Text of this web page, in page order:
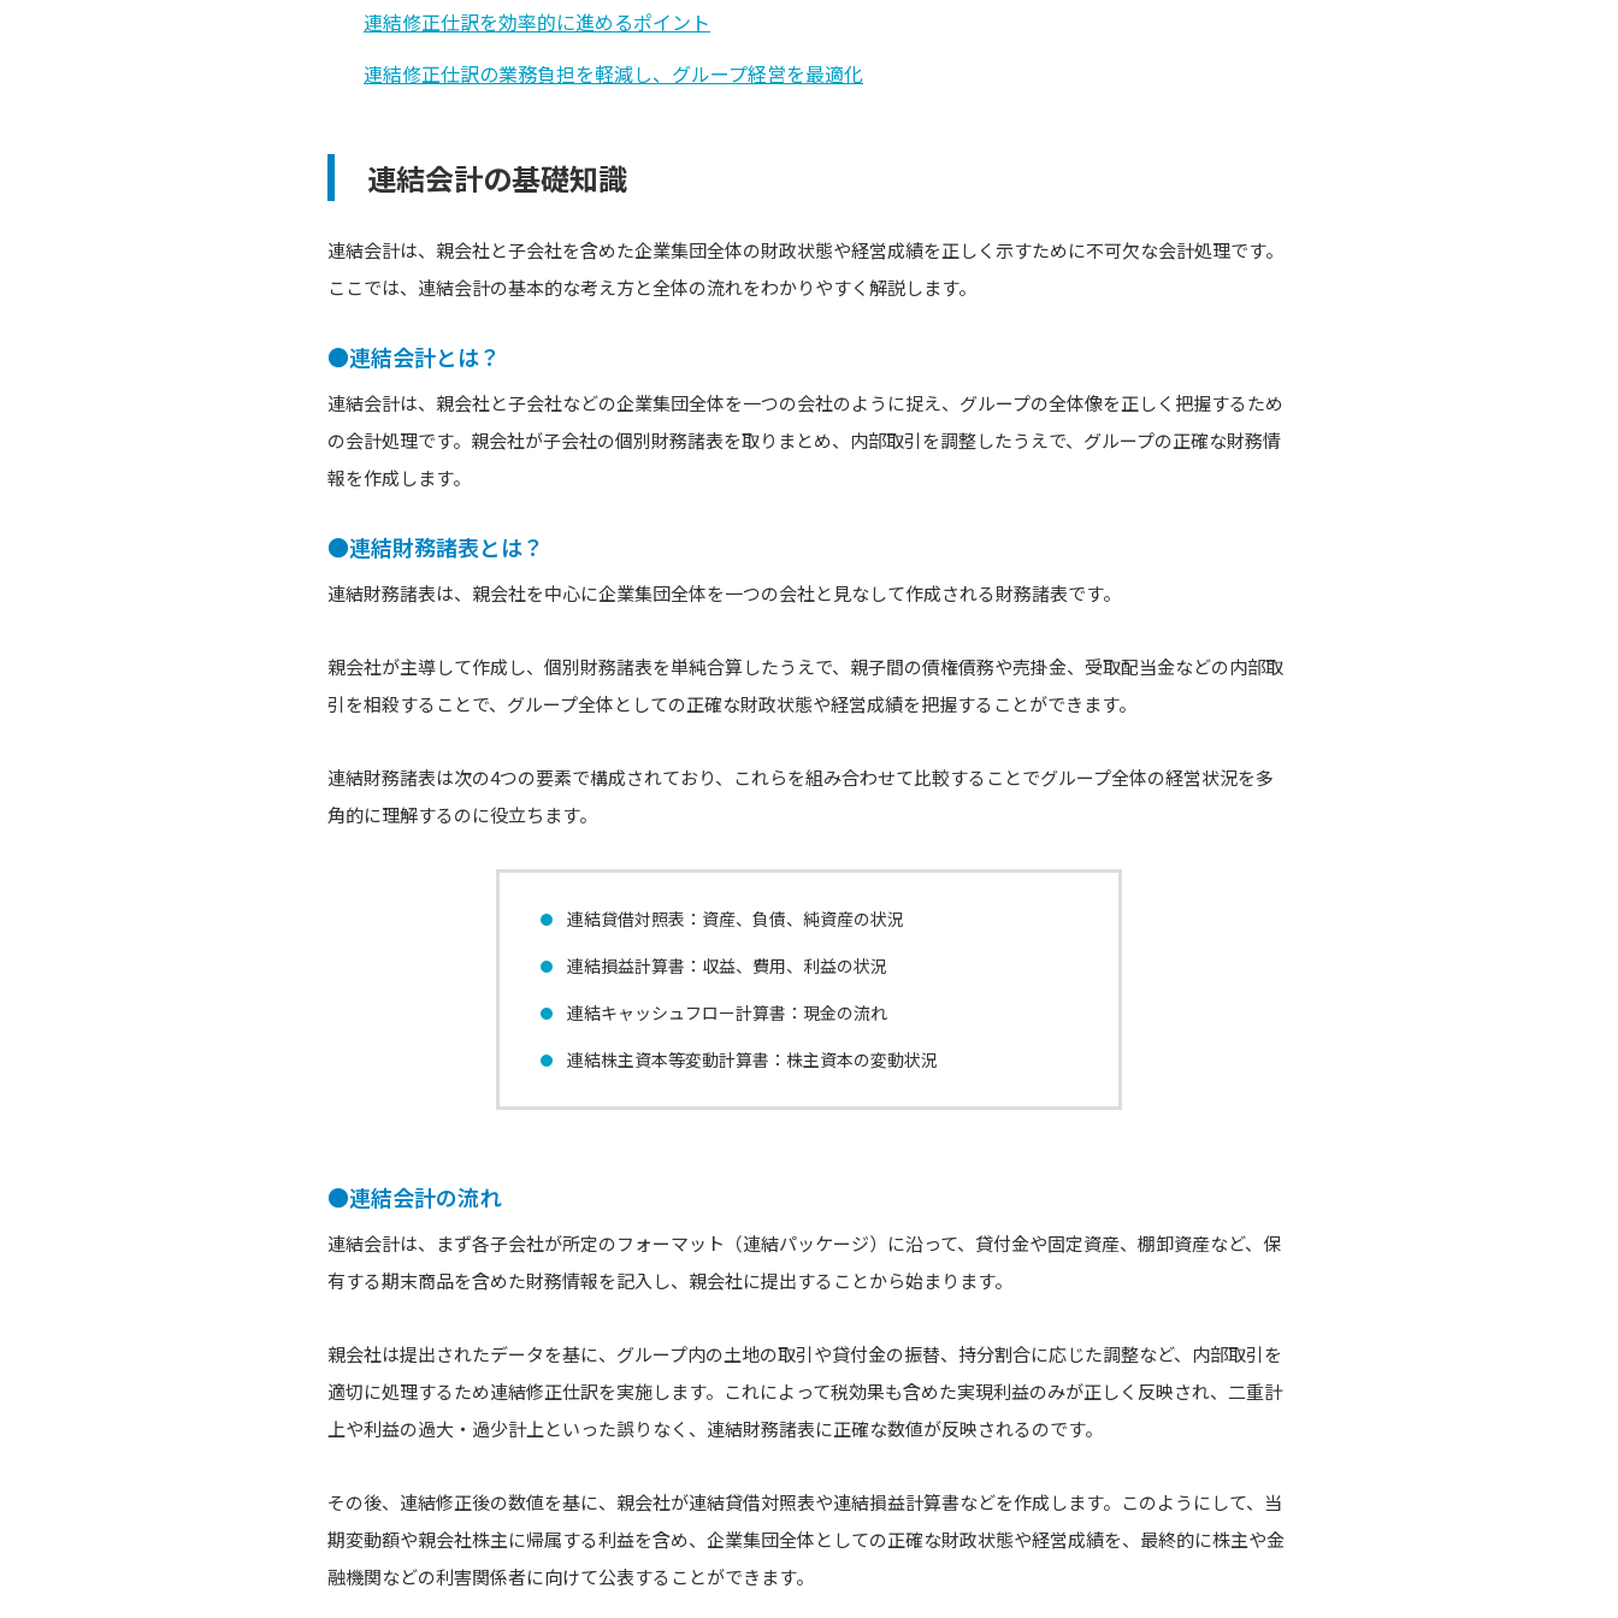
連結修正仕訳を効率的に進めるポイント
連結修正仕訳の業務負担を軽減し、グループ経営を最適化
連結会計の基礎知識
連結会計は、親会社と子会社を含めた企業集団全体の財政状態や経営成績を正しく示すために不可欠な会計処理です。
ここでは、連結会計の基本的な考え方と全体の流れをわかりやすく解説します。
●連結会計とは？
連結会計は、親会社と子会社などの企業集団全体を一つの会社のように捉え、グループの全体像を正しく把握するため
の会計処理です。親会社が子会社の個別財務諸表を取りまとめ、内部取引を調整したうえで、グループの正確な財務情
報を作成します。
●連結財務諸表とは？
連結財務諸表は、親会社を中心に企業集団全体を一つの会社と見なして作成される財務諸表です。
親会社が主導して作成し、個別財務諸表を単純合算したうえで、親子間の債権債務や売掛金、受取配当金などの内部取
引を相殺することで、グループ全体としての正確な財政状態や経営成績を把握することができます。
連結財務諸表は次の4つの要素で構成されており、これらを組み合わせて比較することでグループ全体の経営状況を多
角的に理解するのに役立ちます。
連結貸借対照表：資産、負債、純資産の状況
連結損益計算書：収益、費用、利益の状況
連結キャッシュフロー計算書：現金の流れ
連結株主資本等変動計算書：株主資本の変動状況
●連結会計の流れ
連結会計は、まず各子会社が所定のフォーマット（連結パッケージ）に沿って、貸付金や固定資産、棚卸資産など、保
有する期末商品を含めた財務情報を記入し、親会社に提出することから始まります。
親会社は提出されたデータを基に、グループ内の土地の取引や貸付金の振替、持分割合に応じた調整など、内部取引を
適切に処理するため連結修正仕訳を実施します。これによって税効果も含めた実現利益のみが正しく反映され、二重計
上や利益の過大・過少計上といった誤りなく、連結財務諸表に正確な数値が反映されるのです。
その後、連結修正後の数値を基に、親会社が連結貸借対照表や連結損益計算書などを作成します。このようにして、当
期変動額や親会社株主に帰属する利益を含め、企業集団全体としての正確な財政状態や経営成績を、最終的に株主や金
融機関などの利害関係者に向けて公表することができます。